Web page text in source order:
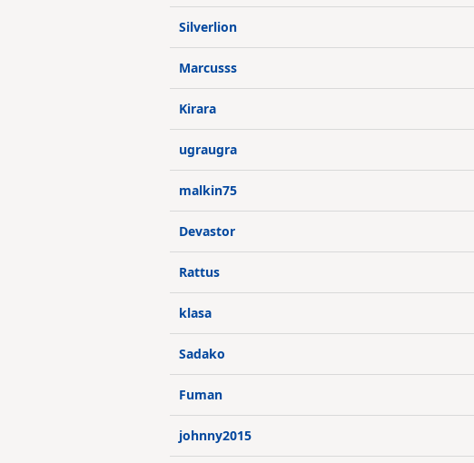
Silverlion
Marcusss
Kirara
ugraugra
malkin75
Devastor
Rattus
klasa
Sadako
Fuman
johnny2015